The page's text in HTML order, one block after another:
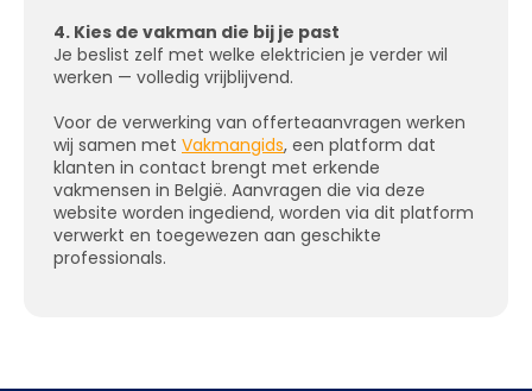
4. Kies de vakman die bij je past
Je beslist zelf met welke elektricien je verder wil
werken — volledig vrijblijvend.
Voor de verwerking van offerteaanvragen werken
wij samen met Vakmangids, een platform dat
klanten in contact brengt met erkende
vakmensen in België. Aanvragen die via deze
website worden ingediend, worden via dit platform
verwerkt en toegewezen aan geschikte
professionals.